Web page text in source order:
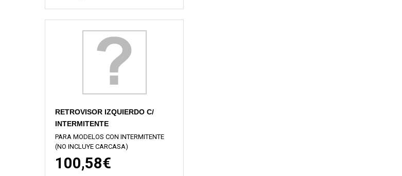
RETROVISOR IZQUIERDO C/
INTERMITENTE
PARA MODELOS CON INTERMITENTE
(NO INCLUYE CARCASA)
100,58€